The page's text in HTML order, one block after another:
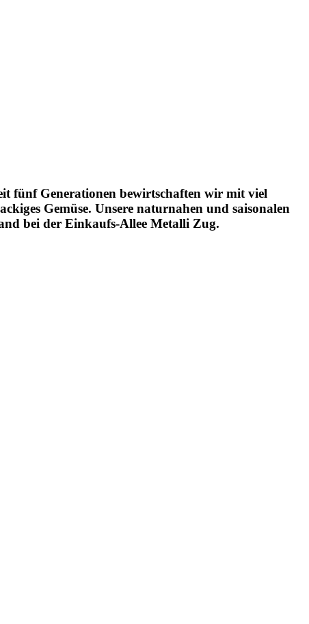
fünf Generationen bewirtschaften wir mit viel
Gemüse. Unsere naturnahen und saisonalen
bei der Einkaufs-Allee Metalli Zug.